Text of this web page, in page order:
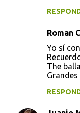
Roman
Yo sí
The